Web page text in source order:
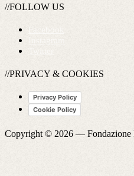
//FOLLOW US
//PRIVACY & COOKIES
Privacy Policy
Cookie Policy
Copyright © 2026 —